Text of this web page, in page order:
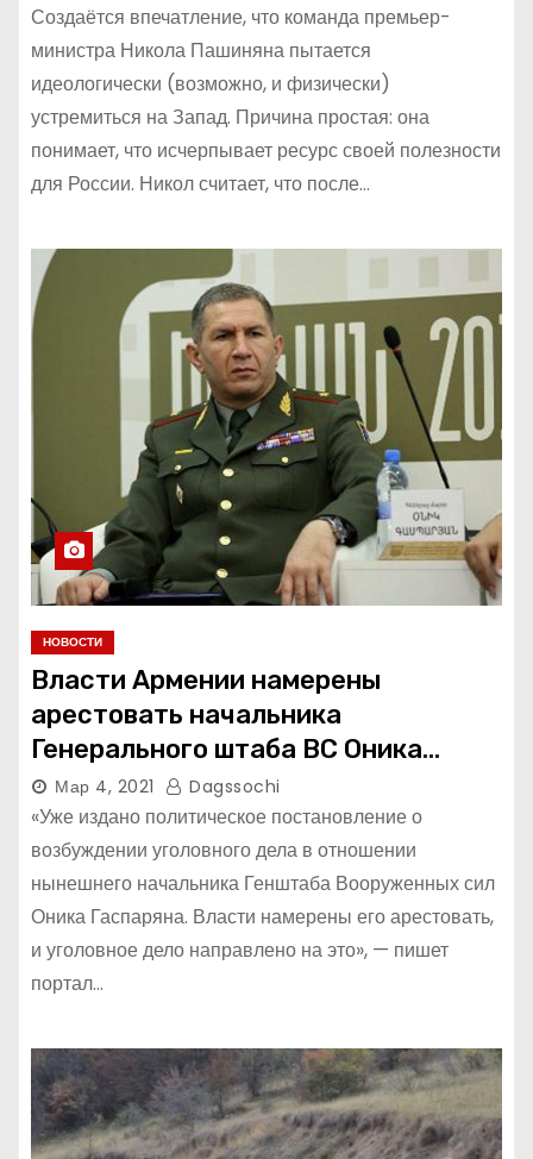
Создаётся впечатление, что команда премьер-
министра Никола Пашиняна пытается
идеологически (возможно, и физически)
устремиться на Запад. Причина простая: она
понимает, что исчерпывает ресурс своей полезности
для России. Никол считает, что после…
НОВОСТИ
Власти Армении намерены
арестовать начальника
Генерального штаба ВС Оника
Гаспаряна.
Мар 4, 2021 Dagssochi
«Уже издано политическое постановление о
возбуждении уголовного дела в отношении
нынешнего начальника Генштаба Вооруженных сил
Оника Гаспаряна. Власти намерены его арестовать,
и уголовное дело направлено на это», — пишет
портал…